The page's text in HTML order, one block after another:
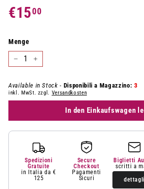
Normaler
Preis
€1500
Menge
− +
Available in Stock - Disponibili a Magazzino: 3
inkl. MwSt. zzgl. Versandkosten
In den Einkaufswagen
Spedizioni
Gratuite
in Italia da €
125
Secure
Checkout
Pagamenti
Sicuri
Biglietti
scritti a
dettagli